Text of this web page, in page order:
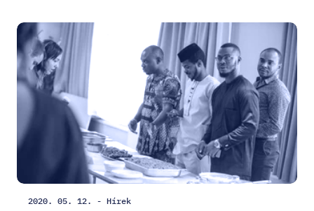
Létrehozás
2020. 05. 12. - Kategória:
Hírek